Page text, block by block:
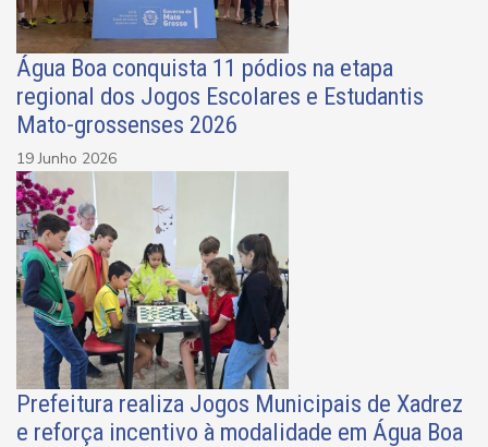
Água Boa conquista 11 pódios na etapa
regional dos Jogos Escolares e Estudantis
Mato-grossenses 2026
19 Junho 2026
Prefeitura realiza Jogos Municipais de Xadrez
e reforça incentivo à modalidade em Água Boa